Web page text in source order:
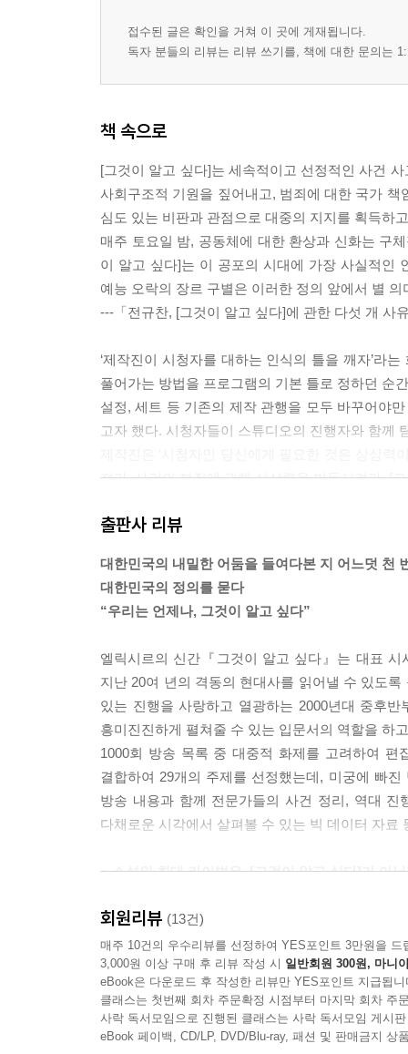
제5장 대한민국의 사각지대_153
이 마을 전체가 다 섹스촌이에요_155
SBS PD 배정훈 _ 아직 끝내지 못한 비극_169
편견 속의 입양_173
환자의 동의 없이 수술을 감행한 의사_179
의료소비자시민연대 사무총장 강태언 _ 의료사고,
제6장 베일에 싸인 죽음_193
당사자들의 반성과 해명을 듣고 싶다_195
진실을 얻은 사회는 역사 앞에 언제나 떳떳하다
인권운동가 고상만 _ 재야인사 장준하 선생_209
SBS PD 남상문 _ 수지 김 사건 방송 제작 후기_221
먼저 범인을 정해둔 사건들_226
변호사 박준영 _ [그것이 알고 싶다]가 필요 없는 세
육영수 여사를 쏜 사람은 누구인가?_239
인권운동가 고상만 _ 유서 대필 조작 사건_249
김상중 인터뷰_중년 탐정 김상중_256
제7장 범죄의 재구성_275
당신을 꼭 찾아내야 하고, 또 찾아낼 것입니다_277
표창원범죄과학연구소 소장 표창원 _ 미궁 속으로
표창원범죄과학연구소 소장 표창원 _ 화성을 지옥
소년들은 어디에도 없었고, 어디에나 있었다_299
표창원범죄과학연구소 소장 표창원 _ 다섯 아이들,
하나의 장소, 두 명의 피의자, 한 명의 희생자_311
SBS PD 이윤민 _ 살인자 없는 살인 사건_317
죽이지는 않았습니다_323
경기대학교 교수 이수정 _ 쌍둥이 형제 보험 사기
필리핀 살인 기업_330
빅데이터로 보는 [그것이 알고 싶다]_353
[그것이 알고 싶다] 1000회 방송 목록_375
1992년부터 1999년까지의 사건들_377
2000년부터 2004년까지의 사건들_438
2005년부터 2009년까지의 사건들_478
접수된 글은 확인을 거쳐 이 곳에 게재됩니다.
독자 분들의 리뷰는 리뷰 쓰기를, 책에 대한 문의는
책 속으로
[그것이 알고 싶다]는 세속적이고 선정적인 사건
사회구조적 기원을 짚어내고, 범죄에 대한 국가
심도 있는 비판과 관점으로 대중의 지지를 획득하
매주 토요일 밤, 공동체에 대한 환상과 신화는 구
이 알고 싶다]는 이 공포의 시대에 가장 사실적인
예능 오락의 장르 구별은 이러한 정의 앞에서 별 의
---「전규찬, [그것이 알고 싶다]에 관한 다섯 개 사
‘제작진이 시청자를 대하는 인식의 틀을 깨자’라
풀어가는 방법을 프로그램의 기본 틀로 정하던 순
설정, 세트 등 기존의 제작 관행을 모두 바꾸어야
고자 했다. 시청자들이 스튜디오의 진행자와 함께
져라. 사건의 본질에 관해 상상력을 발동시켜라. [
부했다. 그 문장을 지난 8년 동안 계속 반복했다는
통해 물론 많은 사회 이슈들이 공론화되고 법제화
은 이야기를 반복해야 한다는 비애감이 늘 있다.
---「김상중, 인터뷰」중에서
출판사 리뷰
대한민국의 내밀한 어둠을 들여다본 지 어느덧 천
대한민국의 정의를 묻다
“우리는 언제나, 그것이 알고 싶다”
엘릭시르의 신간『그것이 알고 싶다』는 대표
지난 20여 년의 격동의 현대사를 읽어낼 수 있도
있는 진행을 사랑하고 열광하는 2000년대 중후
흥미진진하게 펼쳐줄 수 있는 입문서의 역할을 하
1000회 방송 목록 중 대중적 화제를 고려하여
결합하여 29개의 주제를 선정했는데, 미궁에 빠
방송 내용과 함께 전문가들의 사건 정리, 역대
다채로운 시각에서 살펴볼 수 있는 빅 데이터 자
● 소설의 최대 라이벌은, [그것이 알고 싶다]가 아
연대기이며, 역사서이자 범죄 논픽션이다. 국가
것과 다름 아니다. 대한민국의 내밀한 어둠을 들여
했다. ‘세상을 보는 진실의 눈’이라는 기치를 내
묻다’. [그것이 알고 싶다]의 지난 1000회를 되짚
해왔는지를 제작진의 입을 통해, 전문가들의 입을
회원리뷰 (13건)
매주 10건의 우수리뷰를 선정하여 YES포인트 3만원을 드
3,000원 이상 구매 후 리뷰 작성 시 일반회원 300원, 마니
eBook은 다운로드 후 작성한 리뷰만 YES포인트 지급됩니
클래스는 첫번째 회차 주문확정 시점부터 마지막 회차 주
사락 독서모임으로 진행된 클래스는 사락 독서모임 게시
eBook 페이백, CD/LP, DVD/Blu-ray, 패션 및 판매금지 상